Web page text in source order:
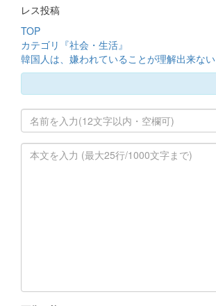
レス投稿
TOP
カテゴリ『社会・生活』
韓国人は、嫌われていることが理解出来ない